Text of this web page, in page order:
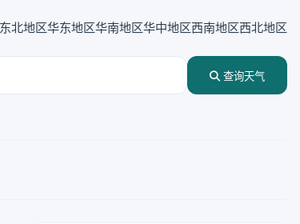
东北地区华东地区华南地区华中地区西南地区西北地区
查询天气